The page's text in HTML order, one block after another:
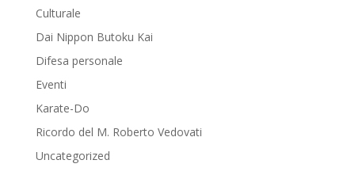
Culturale
Dai Nippon Butoku Kai
Difesa personale
Eventi
Karate-Do
Ricordo del M. Roberto Vedovati
Uncategorized